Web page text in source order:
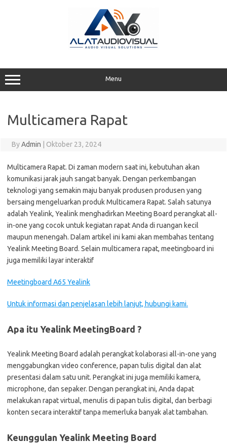
Menu
Multicamera Rapat
ByAdmin Oktober 23, 2024
Multicamera Rapat. Di zaman modern saat ini, kebutuhan akan
komunikasi jarak jauh sangat banyak. Dengan perkembangan
teknologi yang semakin maju banyak produsen produsen yang
bersaing mengeluarkan produk Multicamera Rapat. Salah satunya
adalah Yealink, Yealink menghadirkan Meeting Board perangkat all-
in-one yang cocok untuk kegiatan rapat Anda di ruangan kecil
maupun menengah. Dalam artikel ini kami akan membahas tentang
Yealink Meeting Board. Selain multicamera rapat, meetingboard ini
juga memiliki layar interaktif
Meetingboard A65 Yealink
Untuk informasi dan penjelasan lebih lanjut, hubungi kami.
Apa itu Yealink MeetingBoard ?
Yealink Meeting Board adalah perangkat kolaborasi all-in-one yang
menggabungkan video conference, papan tulis digital dan alat
presentasi dalam satu unit. Perangkat ini juga memiliki kamera,
microphone, dan sepaker. Dengan perangkat ini, Anda dapat
melakukan rapat virtual, menulis di papan tulis digital, dan berbagi
konten secara interaktif tanpa memerluka banyak alat tambahan.
Keunggulan Yealink Meeting Board